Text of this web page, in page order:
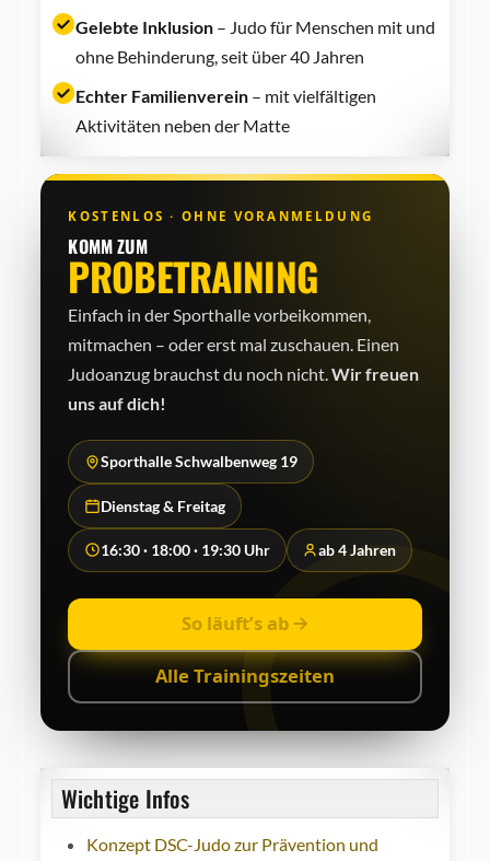
Gelebte Inklusion– Judo für Menschen mit und
ohne Behinderung, seit über 40 Jahren
Echter Familienverein– mit vielfältigen
Aktivitäten neben der Matte
KOSTENLOS · OHNE VORANMELDUNG
KOMM ZUM
PROBETRAINING
Einfach in der Sporthalle vorbeikommen,
mitmachen – oder erst mal zuschauen. Einen
Judo­anzug brauchst du noch nicht.Wir freuen
uns auf dich!
Sporthalle Schwalbenweg 19
Dienstag & Freitag
16:30 · 18:00 · 19:30 Uhr ab 4 Jahren
So läuft’s ab
Alle Trainingszeiten
Wichtige Infos
Konzept DSC-Judo zur Prävention und